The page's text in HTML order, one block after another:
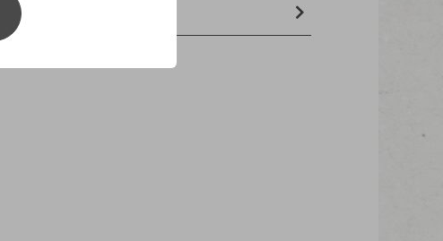
millet rood, millet wit, panis rood,
radijszaad